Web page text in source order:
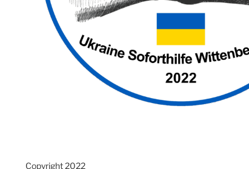
Copyright 2022